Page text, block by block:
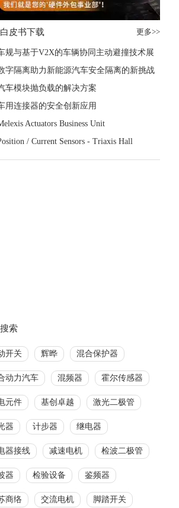
皮书下载 更多>>
规与基于V2X的车辆协同主动避撞技术展
字隔离助力新能源汽车安全隔离的新挑战
车模块抛负载的解决方案
用连接器的安全创新应用
Actuators Business Unit
/ Current Sensors - Triaxis Hall
索
开关 辉晔 混合保护器
动力汽车 混频器 霍尔传感器
元件 基创卓越 激光二极管
器 计步器 继电器
器接线 减速电机 检波二极管
器 检验设备 鉴频器
商络 交流电机 脚踏开关